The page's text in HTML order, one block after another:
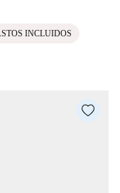
INCLUIDOS